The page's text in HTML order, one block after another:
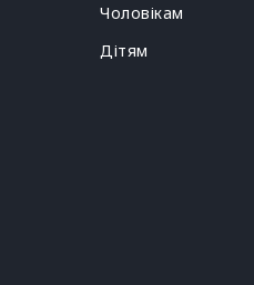
Чоловікам
Дітям